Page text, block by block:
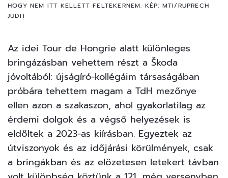
HOGY NEM ITT KELLETT FELTEKERNEM. KÉP: MTI/RUPRECH
JUDIT
Az idei Tour de Hongrie alatt különleges
bringázásban vehettem részt a Škoda
jóvoltából: újságíró-kollégáim társaságában
próbára tehettem magam a TdH mezőnye
ellen azon a szakaszon, ahol gyakorlatilag az
érdemi dolgok és a végső helyezések is
eldőltek a 2023-as kiírásban. Egyeztek az
útviszonyok és az időjárási körülmények, csak
a bringákban és az előzetesen letekert távban